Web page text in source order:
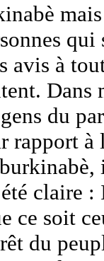
avis à
du
rapport
claire :
ce soit
du